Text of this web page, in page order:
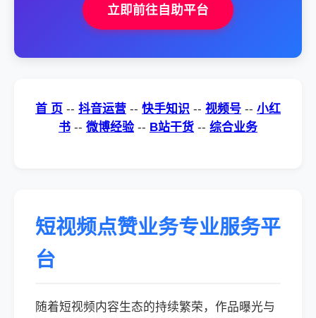
立即前往自助平台
首 页 -- 抖音运营 -- 快手知识 -- 视频号 -- 小红
书 -- 微博经验 -- B站干货 -- 综合业务
短视频点赞业务专业服务平
台
随着短视频内容生态的持续繁荣，作品曝光与